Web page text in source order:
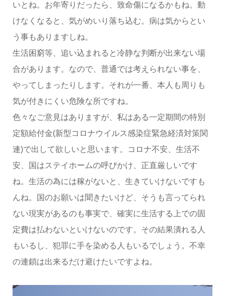
いとね。お年寄りだったら、致命傷になるかもね。動
けなくなると、気がめいり落ち込む。病は気からとい
う事もありますしね。
生活困窮等、追い込まれると冷静な判断が出来ない場
合があります。なので、普通では考えられない事を、
やってしまったりします。それが一番、本人も周りも
気が付きにくい危険な所ですね。
色々なご意見はありますが、私はある一定期間の特別
定額給付金(新型コロナウイルス感染症緊急経済対策関
連)で出して欲しいと思います。コロナ不安、生活不
安、国はステイホームの呼びかけ、正直厳しいです
ね。生活の為には稼がないと、生きていけないですも
んね。国のお願いは聞きたいけど、そうも言ってられ
ない現実があるのも事実で、確実に生活する上での固
定費は払わないといけないのです。その結果潰れる人
もいるし、犯罪に手を染める人もいるでしょう。不幸
の連鎖は出来るだけ避けたいですよね。